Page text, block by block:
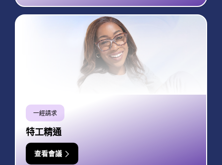
一經請求
特工精通
查看會議